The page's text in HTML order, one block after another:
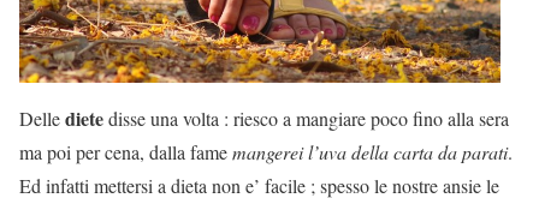
Delledietedisse una volta : riesco a mangiare poco fino alla sera
ma poi per cena, dalla famemangerei l’uva della carta da parati.
Ed infatti mettersi a dieta non e’ facile ; spesso le nostre ansie le